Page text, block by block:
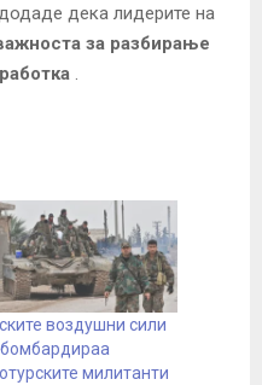
дека лидерите на
за разбирање
.
воздушни сили
бомбардираа
милитанти